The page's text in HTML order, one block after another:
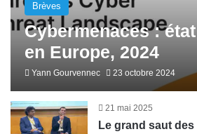
Brèves
Cybermenaces :
en Europe, 2024
Yann Gourvennec 23 octobre 2024
21 mai 2025
Le grand saut